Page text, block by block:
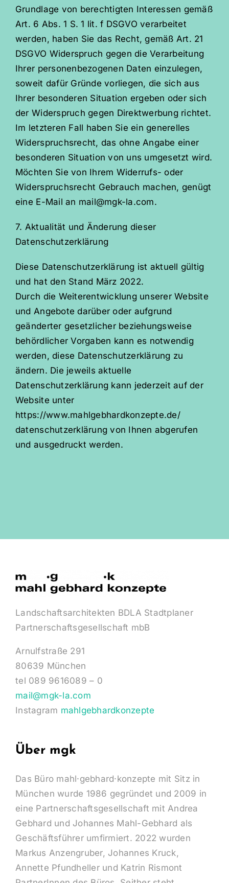
Grundlage von berechtigten Interessen gemäß
Art. 6 Abs. 1 S. 1 lit. f DSGVO verarbeitet
werden, haben Sie das Recht, gemäß Art. 21
DSGVO Widerspruch gegen die Verarbeitung
Ihrer personenbezogenen Daten einzulegen,
soweit dafür Gründe vorliegen, die sich aus
Ihrer besonderen Situation ergeben oder sich
der Widerspruch gegen Direktwerbung richtet.
Im letzteren Fall haben Sie ein generelles
Widerspruchsrecht, das ohne Angabe einer
besonderen Situation von uns umgesetzt wird.
Möchten Sie von Ihrem Widerrufs- oder
Widerspruchsrecht Gebrauch machen, genügt
eine E-Mail an mail@mgk-la.com.
7. Aktualität und Änderung dieser
Datenschutzerklärung
Diese Datenschutzerklärung ist aktuell gültig
und hat den Stand März 2022.
Durch die Weiterentwicklung unserer Website
und Angebote darüber oder aufgrund
geänderter gesetzlicher beziehungsweise
behördlicher Vorgaben kann es notwendig
werden, diese Datenschutzerklärung zu
ändern. Die jeweils aktuelle
Datenschutzerklärung kann jederzeit auf der
Website unter
https://www.mahlgebhardkonzepte.de/
datenschutzerklärung von Ihnen abgerufen
und ausgedruckt werden.
Landschaftsarchitekten BDLA Stadtplaner
Partnerschaftsgesellschaft mbB
Arnulfstraße 291
80639 München
tel 089 9616089 – 0
mail@mgk-la.com
Instagram mahlgebhardkonzepte
Über mgk
Das Büro mahl·gebhard·konzepte mit Sitz in
München wurde 1986 gegründet und 2009 in
eine Partnerschaftsgesellschaft mit Andrea
Gebhard und Johannes Mahl-Gebhard als
Geschäftsführer umfirmiert. 2022 wurden
Markus Anzengruber, Johannes Kruck,
Annette Pfundheller und Katrin Rismont